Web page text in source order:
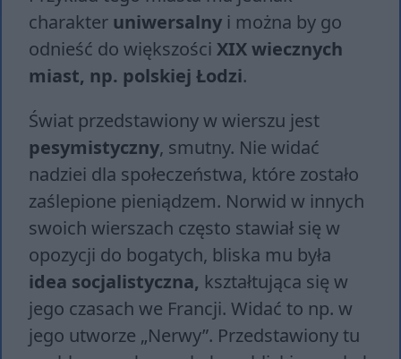
charakter uniwersalny i można by go
odnieść do większości XIX wiecznych
miast, np. polskiej Łodzi.
Świat przedstawiony w wierszu jest
pesymistyczny, smutny. Nie widać
nadziei dla społeczeństwa, które zostało
zaślepione pieniądzem. Norwid w innych
swoich wierszach często stawiał się w
opozycji do bogatych, bliska mu była
idea socjalistyczna, kształtująca się w
jego czasach we Francji. Widać to np. w
jego utworze „Nerwy”. Przedstawiony tu